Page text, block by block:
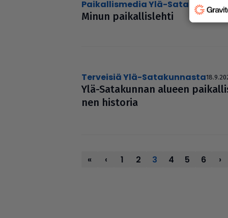
Paikallismedia Ylä-Satakunta
Minun pai­kal­lis­lehti
Terveisiä Ylä-Satakunnasta
Ylä-Sata­kun­nan alueen
nen historia
« ‹ 1 2 3 4 5 6 ›